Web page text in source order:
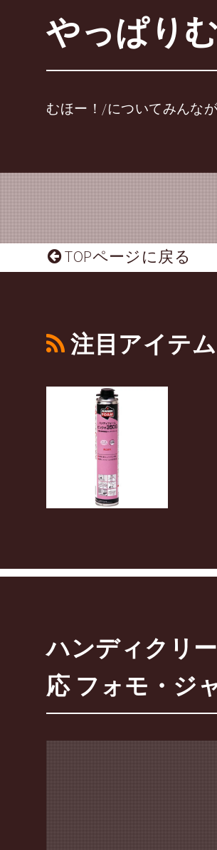
やっぱり
むほー！/についてみんな
TOPページに戻る
注目アイテム
ハンディクリ
応 フォモ・ジ